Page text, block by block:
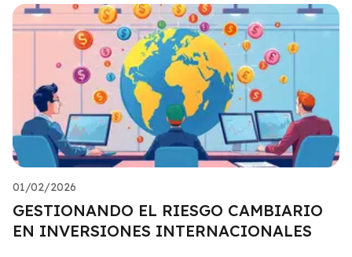
01/02/2026
GESTIONANDO EL RIESGO CAMBIARIO
EN INVERSIONES INTERNACIONALES